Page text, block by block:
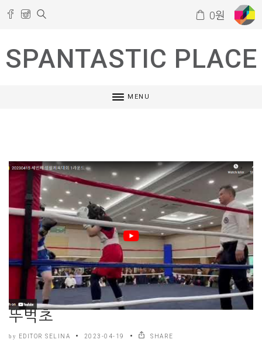
0원
SPANTASTIC PLACE
MENU
뚜벅초
by EDITOR SELINA 2023-04-19 SHARE